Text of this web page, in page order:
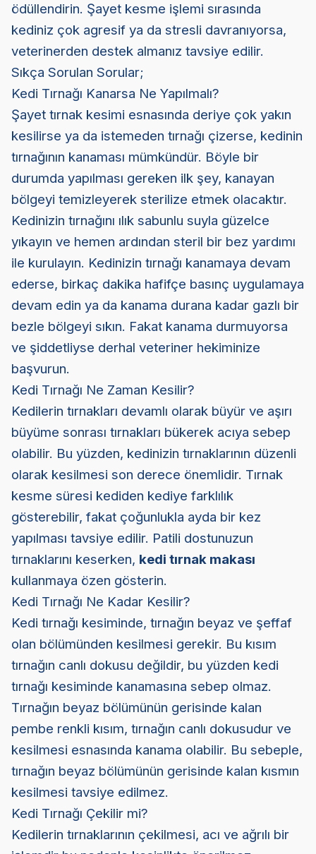
ödüllendirin. Şayet kesme işlemi sırasında
kediniz çok agresif ya da stresli davranıyorsa,
veterinerden destek almanız tavsiye edilir.
Sıkça Sorulan Sorular;
Kedi Tırnağı Kanarsa Ne Yapılmalı?
Şayet tırnak kesimi esnasında deriye çok yakın
kesilirse ya da istemeden tırnağı çizerse, kedinin
tırnağının kanaması mümkündür. Böyle bir
durumda yapılması gereken ilk şey, kanayan
bölgeyi temizleyerek sterilize etmek olacaktır.
Kedinizin tırnağını ılık sabunlu suyla güzelce
yıkayın ve hemen ardından steril bir bez yardımı
ile kurulayın. Kedinizin tırnağı kanamaya devam
ederse, birkaç dakika hafifçe basınç uygulamaya
devam edin ya da kanama durana kadar gazlı bir
bezle bölgeyi sıkın. Fakat kanama durmuyorsa
ve şiddetliyse derhal veteriner hekiminize
başvurun.
Kedi Tırnağı Ne Zaman Kesilir?
Kedilerin tırnakları devamlı olarak büyür ve aşırı
büyüme sonrası tırnakları bükerek acıya sebep
olabilir. Bu yüzden, kedinizin tırnaklarının düzenli
olarak kesilmesi son derece önemlidir. Tırnak
kesme süresi kediden kediye farklılık
gösterebilir, fakat çoğunlukla ayda bir kez
yapılması tavsiye edilir. Patili dostunuzun
tırnaklarını keserken, kedi tırnak makası
kullanmaya özen gösterin.
Kedi Tırnağı Ne Kadar Kesilir?
Kedi tırnağı kesiminde, tırnağın beyaz ve şeffaf
olan bölümünden kesilmesi gerekir. Bu kısım
tırnağın canlı dokusu değildir, bu yüzden kedi
tırnağı kesiminde kanamasına sebep olmaz.
Tırnağın beyaz bölümünün gerisinde kalan
pembe renkli kısım, tırnağın canlı dokusudur ve
kesilmesi esnasında kanama olabilir. Bu sebeple,
tırnağın beyaz bölümünün gerisinde kalan kısmın
kesilmesi tavsiye edilmez.
Kedi Tırnağı Çekilir mi?
Kedilerin tırnaklarının çekilmesi, acı ve ağrılı bir